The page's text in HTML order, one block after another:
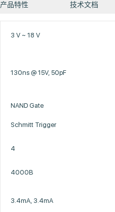
产品特性 技术文档
3 V ~ 18 V
130ns @ 15V, 50pF
NAND Gate
Schmitt Trigger
4
4000B
3.4mA, 3.4mA